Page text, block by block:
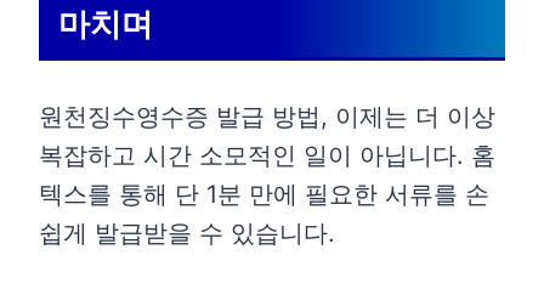
마치며
원천징수영수증 발급 방법, 이제는 더 이상
복잡하고 시간 소모적인 일이 아닙니다. 홈
텍스를 통해 단 1분 만에 필요한 서류를 손
쉽게 발급받을 수 있습니다.